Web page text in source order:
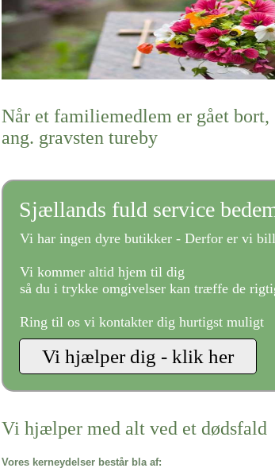
Her hos os får du altid en god afslutning når det gælder
vi hjælper i alle faser af begravelsel
Når et familiemedlem er gået bort,
ang. gravsten tureby
Sjællands fuld service
Vi har ingen dyre butikker - Derfor er vi
Vi kommer altid hjem til dig
så du i trykke omgivelser kan træffe de
Ring til os vi kontakter dig hurtigst muligt
Vi hjælper med alt ved et dødsfald
Vores kerneydelser består bla af: